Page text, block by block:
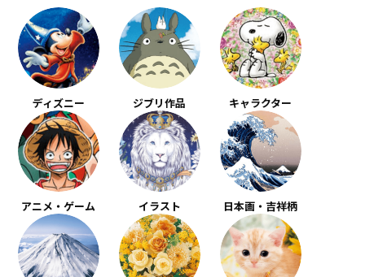
ディズニー ジブリ作品 キャラクター
アニメ・ゲーム イラスト 日本画・吉祥柄